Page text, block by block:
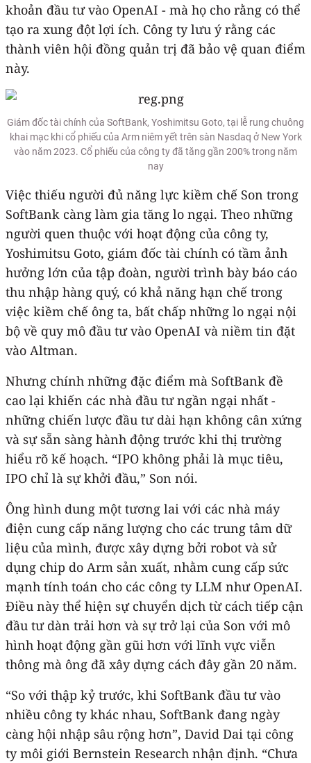
khoản đầu tư vào OpenAI - mà họ cho rằng có thể
tạo ra xung đột lợi ích. Công ty lưu ý rằng các
thành viên hội đồng quản trị đã bảo vệ quan điểm
này.
Giám đốc tài chính của SoftBank, Yoshimitsu Goto, tại lễ rung chuông
khai mạc khi cổ phiếu của Arm niêm yết trên sàn Nasdaq ở New York
vào năm 2023. Cổ phiếu của công ty đã tăng gần 200% trong năm
nay
Việc thiếu người đủ năng lực kiềm chế Son trong
SoftBank càng làm gia tăng lo ngại. Theo những
người quen thuộc với hoạt động của công ty,
Yoshimitsu Goto, giám đốc tài chính có tầm ảnh
hưởng lớn của tập đoàn, người trình bày báo cáo
thu nhập hàng quý, có khả năng hạn chế trong
việc kiềm chế ông ta, bất chấp những lo ngại nội
bộ về quy mô đầu tư vào OpenAI và niềm tin đặt
vào Altman.
Nhưng chính những đặc điểm mà SoftBank đề
cao lại khiến các nhà đầu tư ngần ngại nhất -
những chiến lược đầu tư dài hạn không cân xứng
và sự sẵn sàng hành động trước khi thị trường
hiểu rõ kế hoạch. “IPO không phải là mục tiêu,
IPO chỉ là sự khởi đầu,” Son nói.
Ông hình dung một tương lai với các nhà máy
điện cung cấp năng lượng cho các trung tâm dữ
liệu của mình, được xây dựng bởi robot và sử
dụng chip do Arm sản xuất, nhằm cung cấp sức
mạnh tính toán cho các công ty LLM như OpenAI.
Điều này thể hiện sự chuyển dịch từ cách tiếp cận
đầu tư dàn trải hơn và sự trở lại của Son với mô
hình hoạt động gần gũi hơn với lĩnh vực viễn
thông mà ông đã xây dựng cách đây gần 20 năm.
“So với thập kỷ trước, khi SoftBank đầu tư vào
nhiều công ty khác nhau, SoftBank đang ngày
càng hội nhập sâu rộng hơn”, David Dai tại công
ty môi giới Bernstein Research nhận định. “Chưa